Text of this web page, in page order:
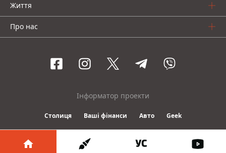
Життя
Про нас
Інформатор проекти
Столиця Ваші фінанси Авто Geek
© 2016-2026 Informator